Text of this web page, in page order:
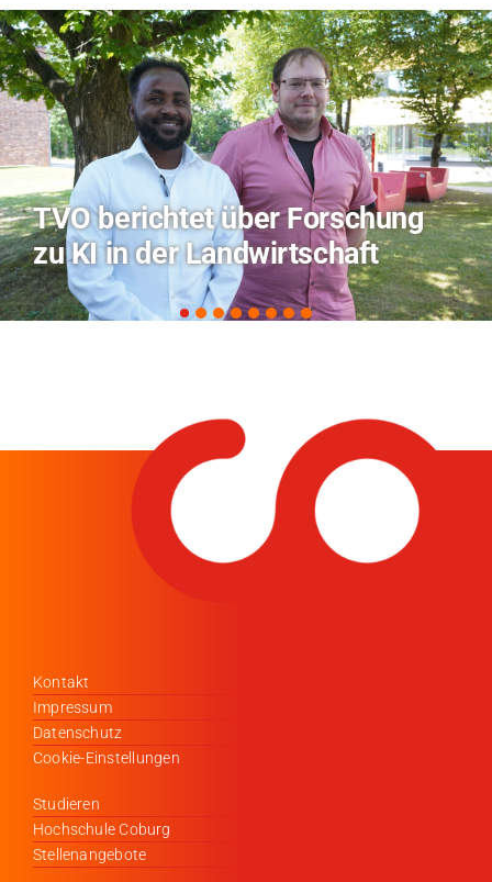
Hitze-Aktionstag: Hochschule
Coburg im Radio Bamberg
Kontakt
Impressum
Datenschutz
Cookie-Einstellungen
Studieren
Hochschule Coburg
Stellenangebote